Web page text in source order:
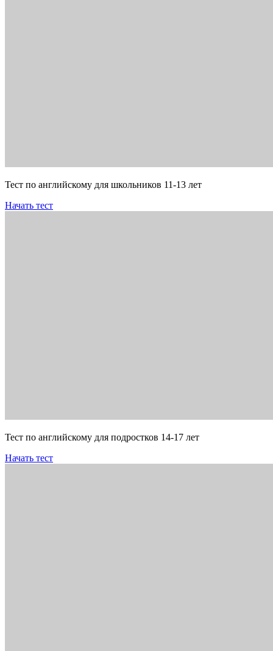
Тест по английскому для школьников 11-13 лет
Начать тест
Тест по английскому для подростков 14-17 лет
Начать тест